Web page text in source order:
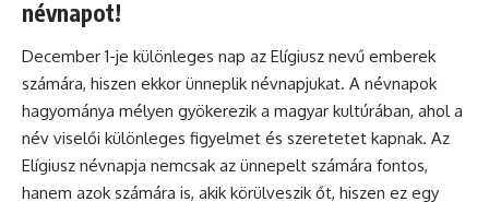
névnapot!
December 1-je különleges nap az Elígiusz nevű emberek
számára, hiszen ekkor ünneplik névnapjukat. A névnapok
hagyománya mélyen gyökerezik a magyar kultúrában, ahol a
név viselői különleges figyelmet és szeretetet kapnak. Az
Elígiusz névnapja nemcsak az ünnepelt számára fontos,
hanem azok számára is, akik körülveszik őt, hiszen ez egy